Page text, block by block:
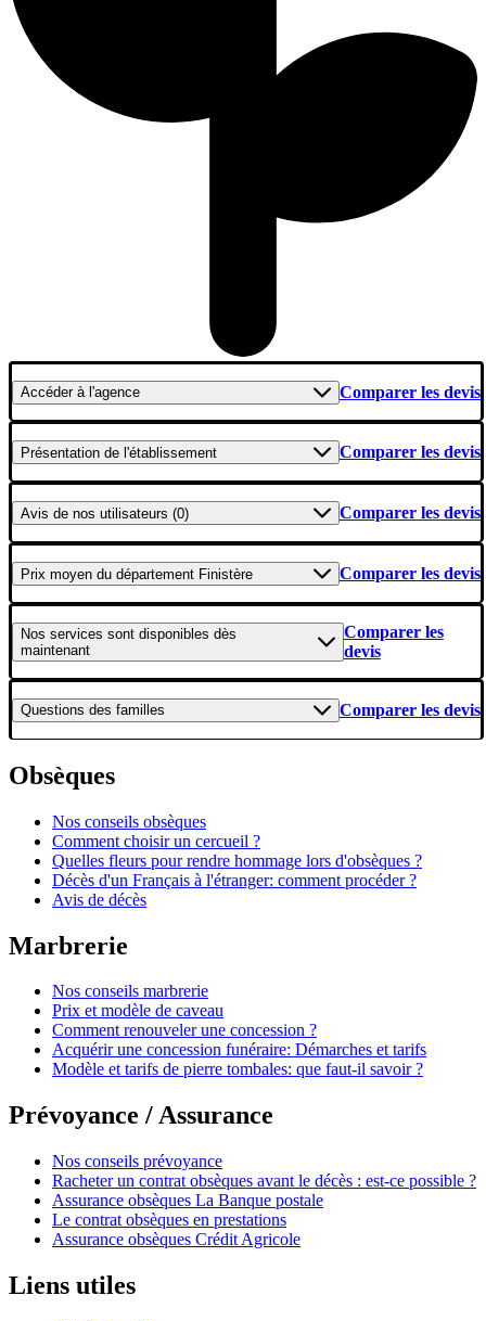
Accéderà l'agence Comparer les devis
Présentation de l'établissement Comparer les devis
Avis de nos utilisateurs (0) Comparer les devis
Prix moyen du département Finistère Comparer les devis
Nos services sont disponibles dès
maintenant
Comparer les
devis
Questions des familles Comparer les devis
Obsèques
Nos conseils obsèques
Comment choisir un cercueil ?
Quelles fleurs pour rendre hommage lors d'obsèques ?
Décès d'un Français à l'étranger: comment procéder ?
Avis de décès
Marbrerie
Nos conseils marbrerie
Prix et modèle de caveau
Comment renouveler une concession ?
Acquérir une concession funéraire: Démarches et tarifs
Modèle et tarifs de pierre tombales: que faut-il savoir ?
Prévoyance / Assurance
Nos conseils prévoyance
Racheter un contrat obsèques avant le décès : est-ce possible ?
Assurance obsèques La Banque postale
Le contrat obsèques en prestations
Assurance obsèques Crédit Agricole
Liens utiles